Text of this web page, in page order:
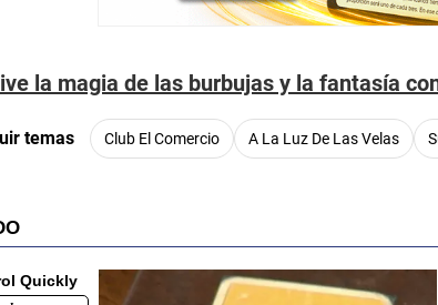
la magia de las burbujas y la fantasía
temas Club El Comercio A La Luz De Las Velas